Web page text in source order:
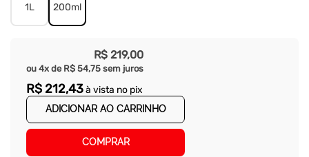
1L 200ml
R$ 219,00
ou 4x de R$ 54,75 sem juros
R$ 212,43à vista no pix
ADICIONAR AO CARRINHO
COMPRAR